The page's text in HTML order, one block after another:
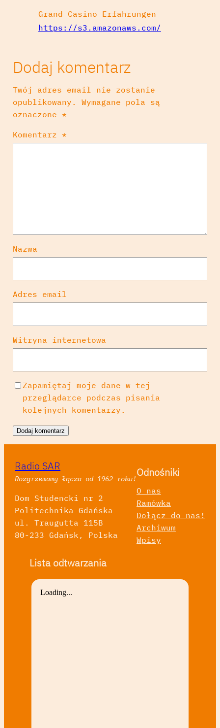
Grand Casino Erfahrungen
https://s3.amazonaws.com/
Dodaj komentarz
Twój adres email nie zostanie
opublikowany.
Wymagane pola są
oznaczone *
Komentarz *
Nazwa
Adres email
Witryna internetowa
Zapamiętaj moje dane w tej
przeglądarce podczas pisania
kolejnych komentarzy.
Radio SAR
Rozgrzewamy łącza od 1962 roku!
Dom Studencki nr 2
Politechnika Gdańska
ul. Traugutta 115B
80-233 Gdańsk, Polska
Odnośniki
O nas
Ramówka
Dołącz do nas!
Archiwum
Wpisy
Lista odtwarzania